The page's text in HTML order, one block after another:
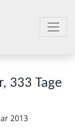
333 Tage
2013